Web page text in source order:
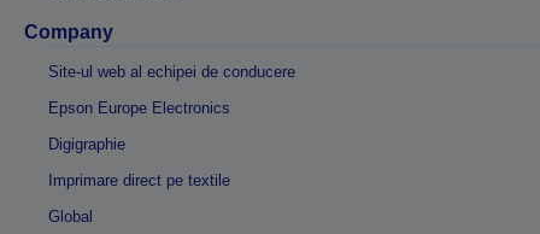
Company
Site-ul web al echipei de conducere
Epson Europe Electronics
Digigraphie
Imprimare direct pe textile
Global